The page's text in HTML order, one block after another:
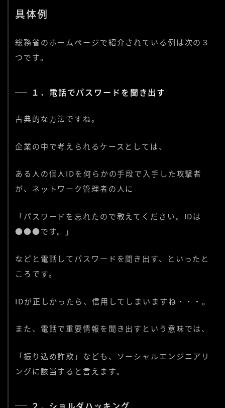
具体例
総務省のホームページで紹介されている例は次の３
つです。
１．電話でパスワードを聞き出す
古典的な方法ですね。
企業の中で考えられるケースとしては、
ある人の個人IDを何らかの手段で入手した攻撃者
が、ネットワーク管理者の人に
「パスワードを忘れたので教えてください。IDは
●●●です。」
などと電話してパスワードを聞き出す、といったと
ころです。
IDが正しかったら、信用してしまいますね・・・。
また、電話で重要情報を聞き出すという意味では、
「振り込め詐欺」なども、ソーシャルエンジニアリ
ングに該当すると言えます。